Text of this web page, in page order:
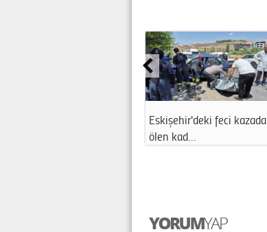
Eskişehir'deki feci kazada
ölen kad…